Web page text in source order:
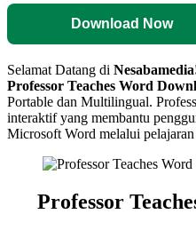
Download Now
Selamat Datang di
Professor Teaches Word
Portable dan Multilingual.
interaktif yang membantu
Microsoft Word melalui
Professor